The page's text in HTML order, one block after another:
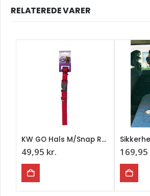
RELATEREDE VARER
KW GO Hals M/Snap Rød 1,5X34-48 cm.
49,95 kr. 169,95